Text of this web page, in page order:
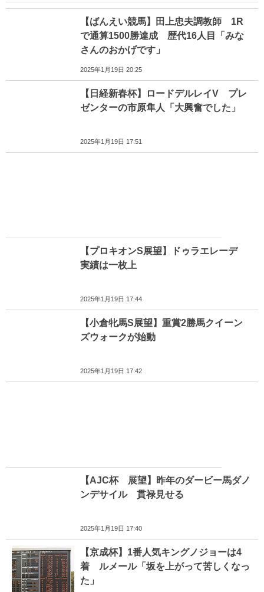
【ばんえい競馬】田上忠夫調教師 1R
で通算1500勝達成 歴代16人目「みな
さんのおかげです」
2025年1月19日 20:25
【日経新春杯】ロードデルレイV プレ
ゼンターの市原隼人「大興奮でした」
2025年1月19日 17:51
【プロキオンS展望】ドゥラエレーデ
実績は一枚上
2025年1月19日 17:44
【小倉牝馬S展望】重賞2勝馬クイーン
ズウォークが始動
2025年1月19日 17:42
【AJC杯 展望】昨年のダービー馬ダノ
ンデサイル 貫禄見せる
2025年1月19日 17:40
【京成杯】1番人気キングノジョーは4
着 ルメール「坂を上がって苦しくなっ
た」